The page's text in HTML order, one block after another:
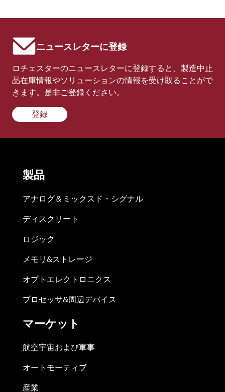
ニュースレターに登録
ロチェスターのニュースレターに登録すると、製造中止
品在庫情報やソリューションの情報を受け取ることがで
きます。是非ご登録ください。
登録
製品
アナログ＆ミックスド・シグナル
ディスクリート
ロジック
メモリ&ストレージ
オプトエレクトロニクス
プロセッサ&周辺デバイス
マーケット
航空宇宙および軍事
オートモーティブ
産業